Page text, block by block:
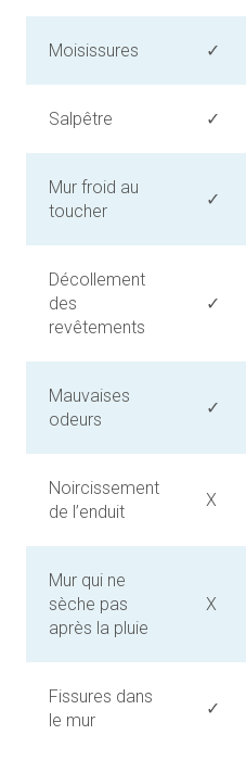
Moisissures ✓
Salpêtre ✓
Mur froid au
toucher
✓
Décollement
des
revêtements
✓
Mauvaises
odeurs
✓
Noircissement
de l’enduit
X
Mur qui ne
sèche pas
après la pluie
X
Fissures dans
le mur
✓